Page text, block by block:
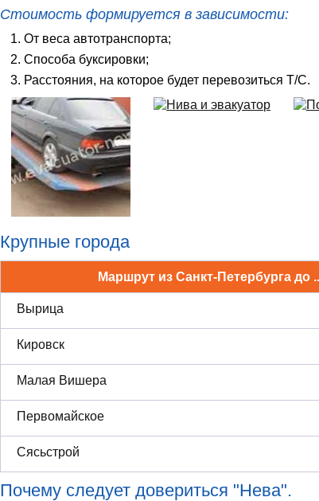
Стоимость формируется в зависимости:
От веса автотранспорта;
Способа буксировки;
Расстояния, на которое будет перевозиться Т/C.
Крупные города
Маршрут из Санкт-Петербурга до
Вырица
Кировск
Малая Вишера
Первомайское
Сясьстрой
Почему следует довериться "Нева".